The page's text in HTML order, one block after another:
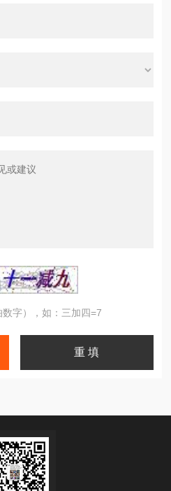
字），如：三加四=7